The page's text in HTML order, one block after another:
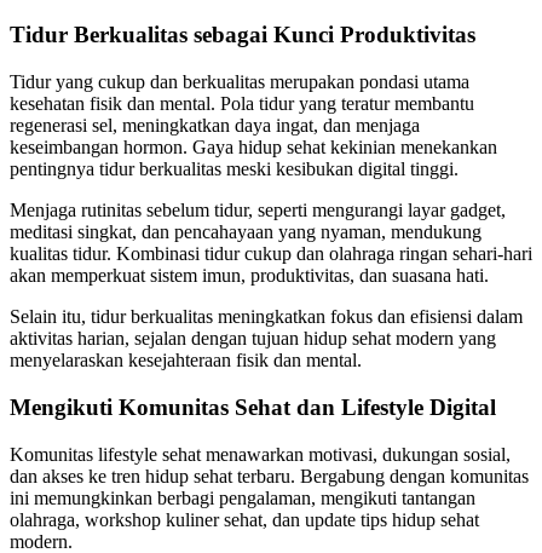
Tidur Berkualitas sebagai Kunci Produktivitas
Tidur yang cukup dan berkualitas merupakan pondasi utama
kesehatan fisik dan mental. Pola tidur yang teratur membantu
regenerasi sel, meningkatkan daya ingat, dan menjaga
keseimbangan hormon. Gaya hidup sehat kekinian menekankan
pentingnya tidur berkualitas meski kesibukan digital tinggi.
Menjaga rutinitas sebelum tidur, seperti mengurangi layar gadget,
meditasi singkat, dan pencahayaan yang nyaman, mendukung
kualitas tidur. Kombinasi tidur cukup dan olahraga ringan sehari-hari
akan memperkuat sistem imun, produktivitas, dan suasana hati.
Selain itu, tidur berkualitas meningkatkan fokus dan efisiensi dalam
aktivitas harian, sejalan dengan tujuan hidup sehat modern yang
menyelaraskan kesejahteraan fisik dan mental.
Mengikuti Komunitas Sehat dan Lifestyle Digital
Komunitas lifestyle sehat menawarkan motivasi, dukungan sosial,
dan akses ke tren hidup sehat terbaru. Bergabung dengan komunitas
ini memungkinkan berbagi pengalaman, mengikuti tantangan
olahraga, workshop kuliner sehat, dan update tips hidup sehat
modern.